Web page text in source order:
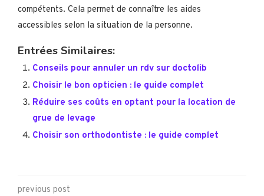
compétents. Cela permet de connaître les aides
accessibles selon la situation de la personne.
Entrées Similaires:
Conseils pour annuler un rdv sur doctolib
Choisir le bon opticien : le guide complet
Réduire ses coûts en optant pour la location de
grue de levage
Choisir son orthodontiste : le guide complet
previous post